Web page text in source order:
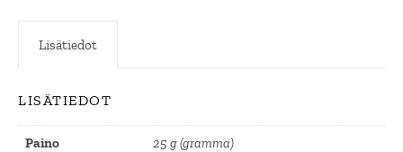
Lisätiedot
LISÄTIEDOT
Paino 25 g (gramma)